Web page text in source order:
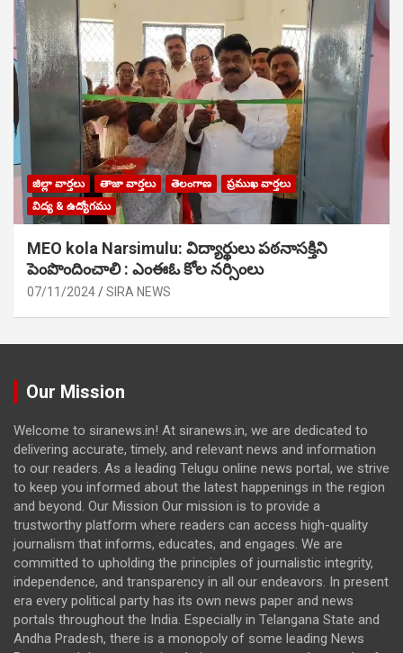
జిల్లా వార్తలు తాజా వార్తలు తెలంగాణ
ప్రముఖ వార్తలు
విద్య & ఉద్యోగము
MEO kola Narsimulu: విద్యార్థులు పఠ‌నాసక్తిని
పెంపొందించాలి : ఎంఈఓ కోల నర్సింలు
07/11/2024 SIRA NEWS
Our Mission
Welcome to siranews.in! At siranews.in, we are dedicated to
delivering accurate, timely, and relevant news and information
to our readers. As a leading Telugu online news portal, we strive
to keep you informed about the latest happenings in the region
and beyond. Our Mission Our mission is to provide a
trustworthy platform where readers can access high-quality
journalism that informs, educates, and engages. We are
committed to upholding the principles of journalistic integrity,
independence, and transparency in all our endeavors. In present
era every political party has its own news paper and news
portals throughout the India. Especially in Telangana State and
Andha Pradesh, there is a monopoly of some leading News